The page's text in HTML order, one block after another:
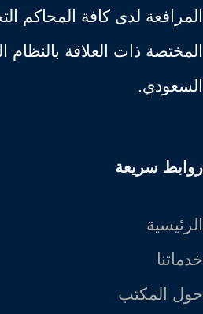
المرافعة لدى كافة المحاكم
المختصة ذات العلاقة بالنظام
السعودي.
روابط سريعة
الرئيسية
خدماتنا
حول المكتب